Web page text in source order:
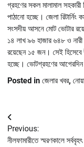
গ্রহণের সকল মালামাল সহকারী
পাঠানো হচ্ছে। জেলা রিটার্নিং
সংসদীয় আসনে মোট ভোটার
১৪ লাখ ৯৬ হাজার ৬৪৮ ও
রয়েছেন ১৫ জন। সেই
হচ্ছে। ভোটগ্রহণের আগেরদিন
Posted in জেলার খবর,
Post
navigation
Previous:
নীলফামারীতে স্মরণকালে সর্ববৃহৎ